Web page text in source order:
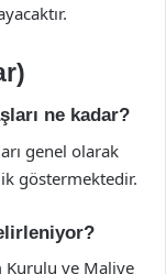
ne kadar?
genel olarak
göstermektedir.
Kurulu ve Maliye